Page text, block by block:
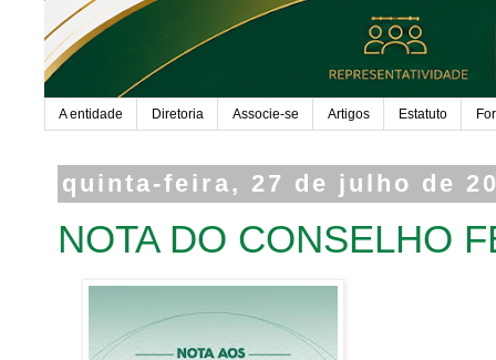
A entidade Diretoria Associe-se Artigos Estatuto
quinta-feira, 27 de julho de
NOTA DO CONSELHO